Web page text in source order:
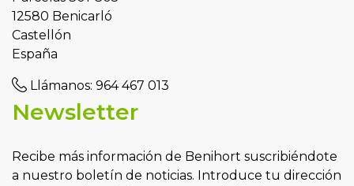
12580 Benicarló
Castellón
España
Llámanos: 964 467 013
Newsletter
Recibe más información de Benihort suscribiéndote
a nuestro boletín de noticias. Introduce tu dirección